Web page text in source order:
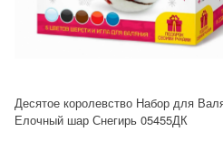
Десятое королевство Набор для
Елочный шар Снегирь 05455ДК